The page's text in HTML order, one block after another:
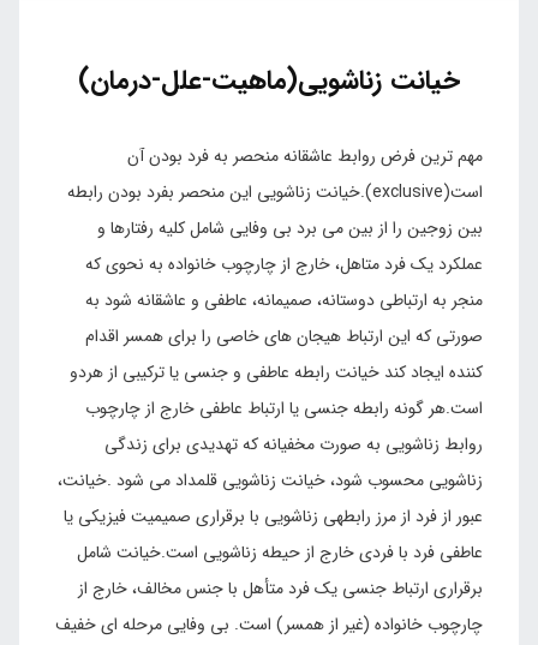
خیانت زناشویی(ماهیت-علل-درمان)
مهم ترین فرض روابط عاشقانه منحصر به فرد بودن آن
است(exclusive).خیانت زناشویی این منحصر بفرد بودن رابطه
بین زوجین را از بین می برد بی وفایی شامل کلیه رفتارها و
عملکرد یک فرد متاهل، خارج از چارچوب خانواده به نحوی که
منجر به ارتباطی دوستانه، صمیمانه، عاطفی و عاشقانه شود به
صورتی که این ارتباط هیجان های خاصی را برای همسر اقدام
کننده ایجاد کند خیانت رابطه عاطفی و جنسی یا ترکیبی از هردو
است.هر گونه رابطه جنسی یا ارتباط عاطفی خارج از چارچوب
روابط زناشویی به صورت مخفیانه که تهدیدی برای زندگی
زناشویی محسوب شود، خیانت زناشویی قلمداد می شود .خیانت،
عبور از فرد از مرز رابطه­ی زناشویی با برقراری صمیمیت فیزیکی یا
عاطفی فرد با فردی خارج از حیطه زناشویی است.خیانت شامل
برقراری ارتباط جنسی یک فرد متأهل با جنس مخالف، خارج از
چارچوب خانواده (غیر از همسر) است. بی وفایی مرحله ای خفیف